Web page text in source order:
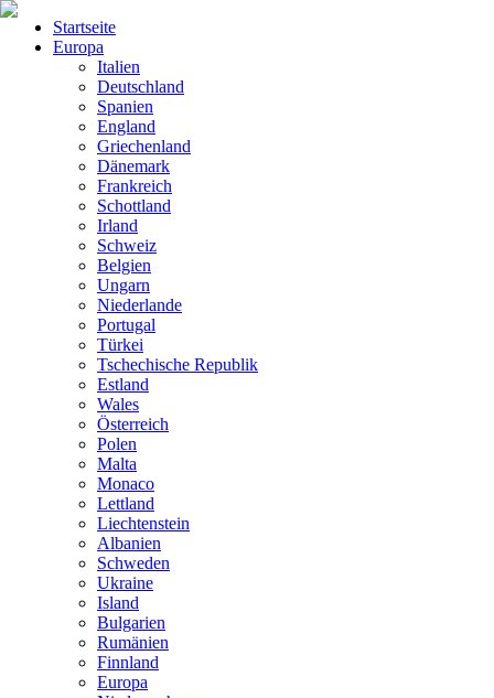
Startseite
Europa
Italien
Deutschland
Spanien
England
Griechenland
Dänemark
Frankreich
Schottland
Irland
Schweiz
Belgien
Ungarn
Niederlande
Portugal
Türkei
Tschechische Republik
Estland
Wales
Österreich
Polen
Malta
Monaco
Lettland
Liechtenstein
Albanien
Schweden
Ukraine
Island
Bulgarien
Rumänien
Finnland
Europa